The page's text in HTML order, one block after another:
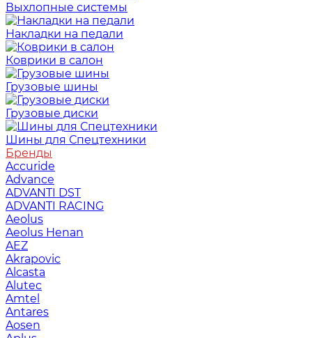
Выхлопные системы
Накладки на педали
Коврики в салон
Грузовые шины
Грузовые диски
Шины для Спецтехники
Бренды
Accuride
Advance
ADVANTI DST
ADVANTI RACING
Aeolus
Aeolus Henan
AEZ
Akrapovic
Alcasta
Alutec
Amtel
Antares
Aosen